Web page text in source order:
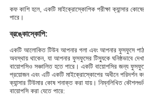
কফ কাশি হলে, একটি মাইক্রোস্কোপিক পরীক্ষা ক্যান্সার
পারে।
ব্রঙ্কোস্কোপি:
একটি আলোকিত টিউব আপনার গলা এবং আপনার ফুসফুসে
অবস্থায় থাকেন, যা আপনার ফুসফুসের টিস্যুকে ঘনিষ্ঠভাবে
বায়োপসিও সঞ্চালিত হতে পারে। একটি বায়োপসির জন্য
প্রয়োজন এবং এটি একটি মাইক্রোস্কোপের অধীনে পরিদর্শন
ক্যান্সার টিউমার কোষ শনাক্ত করা যায়। নিম্নলিখিত
বায়োপসি করা যেতে পারে: